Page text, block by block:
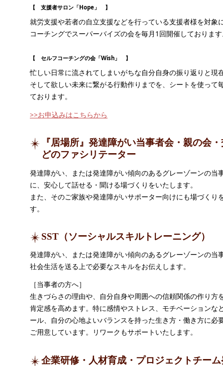
【 支援者サロン「Hope」 】
就労支援や若者の自立支援などを行っている支援者様を対象
コーチングでスーパーバイズの会を毎月1回開催しておりま
【 セルフコーチングの会「Wish」 】
忙しい日常に流されてしまいがちな自分自身の振り返りと現
そして欲しい未来に繋がる行動作りまでを、シートを使って
ております。
>>お申込みはこちらから
『居場所』発達障がい当事者会・親の会
どのファシリテーター
発達障がい、または発達障がい傾向のあるグレーゾーンの当
に、安心して話せる・聞ける場づくりをいたします。
また、そのご家族や発達障がいサポーター向けにも場づくり
す。
SST（ソーシャルスキルトレーニング）
発達障がい、または発達障がい傾向のあるグレーゾーンの当
社会生活を送る上で必要なスキルをお伝えします。
［当事者の方へ］
生きづらさの理由や、自分自身や周囲への信頼関係の作り方
肯定感を高めます。特に感情やストレス、モチベーションな
ール、自分の心地よいバランスを持った生き方・働き方に必
ご用意しています。リワークもサポートいたします。
企業研修・人材育成・プロジェクトチー